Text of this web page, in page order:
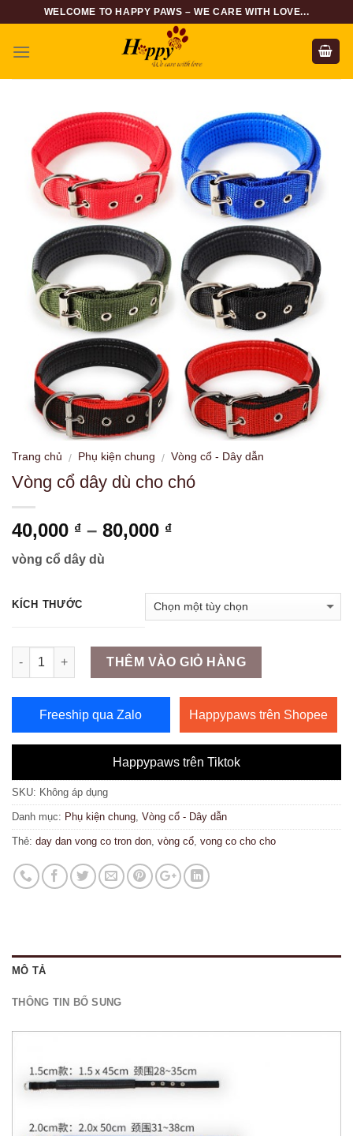
content
WELCOME TO HAPPY PAWS – WE CARE WITH LOVE...
Trang chủ / Phụ kiện chung / Vòng cổ - Dây dẫn
Vòng cổ dây dù cho chó
40,000 ₫ – 80,000 ₫Khoảng
đến
80,000 ₫
vòng cổ dây dù
KÍCH THƯỚC
Số lượng
THÊM VÀO GIỎ HÀNG
Freeship qua Zalo Happypaws trên Shopee
Happypaws trên Tiktok
SKU: Không áp dụng
Danh mục: Phụ kiện chung Vòng cổ - Dây dẫn
Thẻ: day dan vong co tron don vòng cổ vong co cho cho
MÔ TẢ
THÔNG TIN BỔ SUNG